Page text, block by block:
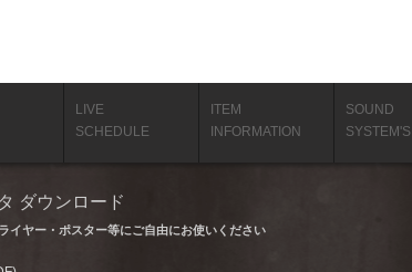
LIVE
SCHEDULE
ITEM
INFORMATION
SOUND
SYSTEM'S
ダウンロード
イヤー・ポスター等にご自由にお使いください